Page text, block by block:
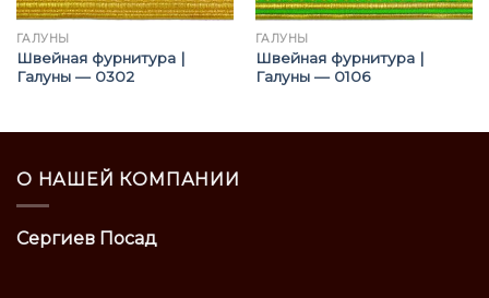
ГАЛУНЫ
Швейная фурнитура |
Галуны — 0302
ГАЛУНЫ
Швейная фурнитура |
Галуны — 0106
О НАШЕЙ КОМПАНИИ
Сергиев Посад